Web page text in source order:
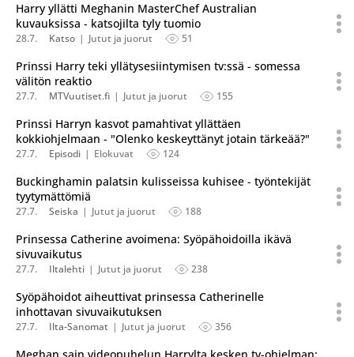
Harry yllätti Meghanin MasterChef Australian
kuvauksissa - katsojilta tyly tuomio
28.7. Katso Jutut ja juorut 51
Prinssi Harry teki yllätysesiintymisen tv:ssä - somessa
välitön reaktio
27.7. MTVuutiset.fi Jutut ja juorut 155
Prinssi Harryn kasvot pamahtivat yllättäen
kokkiohjelmaan - "Olenko keskeyttänyt jotain tärkeää?"
27.7. Episodi Elokuvat 124
Buckinghamin palatsin kulisseissa kuhisee - työntekijät
tyytymättömiä
27.7. Seiska Jutut ja juorut 188
Prinsessa Catherine avoimena: Syöpähoidoilla ikävä
sivuvaikutus
27.7. Iltalehti Jutut ja juorut 238
Syöpähoidot aiheuttivat prinsessa Catherinelle
inhottavan sivuvaikutuksen
27.7. Ilta-Sanomat Jutut ja juorut 356